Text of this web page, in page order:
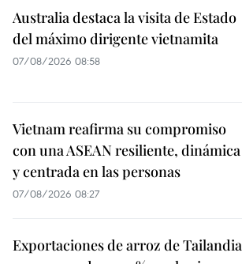
Australia destaca la visita de Estado
del máximo dirigente vietnamita
07/08/2026 08:58
Vietnam reafirma su compromiso
con una ASEAN resiliente, dinámica
y centrada en las personas
07/08/2026 08:27
Exportaciones de arroz de Tailandia